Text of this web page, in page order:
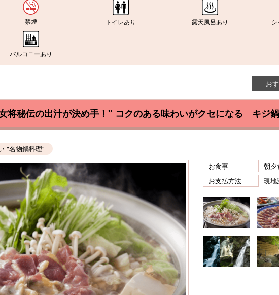
禁煙 トイレあり 露天風呂あり
バルコニーあり
お
女将秘伝の出汁が決め手！" コクのある味わいがクセになる キジ
"名物鍋料理"
お食事
朝夕
お支払方法
現地